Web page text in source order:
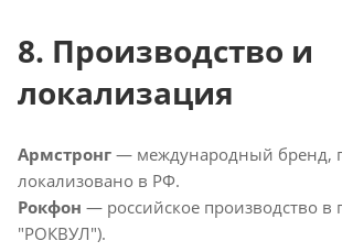
8. Производство и
локализация
Армстронг — международный бренд,
локализовано в РФ.
Рокфон — российское производство
"РОКВУЛ").